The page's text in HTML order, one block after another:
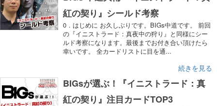
紅の契り』シールド考察
0．はじめに お久しぶりです。BIGs中道です。 前回
の『イニストラード：真夜中の狩り』と同様にシー
ルド考察になります。最後までお付き合い頂けたら
幸いです。 全カードリストに目を通...
続きを見る
BIGsが選ぶ！『イニストラード：真
紅の契り』注目カードTOP3